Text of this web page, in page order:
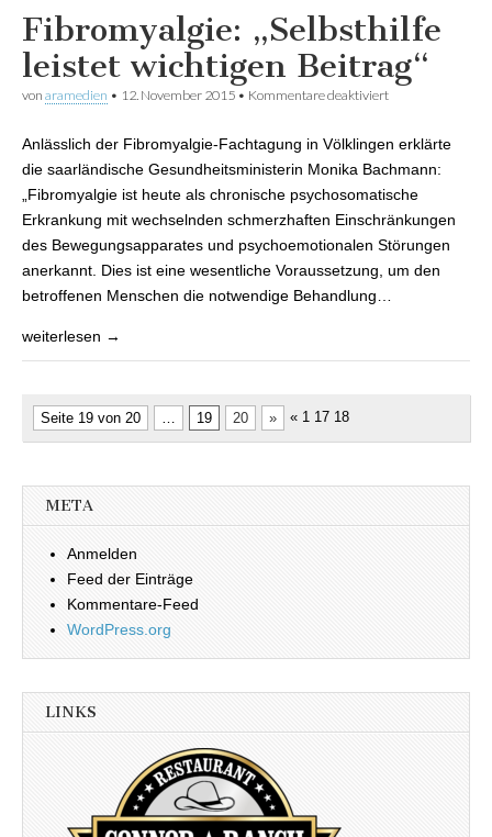
Fibromyalgie: „Selbsthilfe
leistet wichtigen Beitrag“
von aramedien • 12. November 2015 • Kommentare deaktiviert
Beitrag“
Anlässlich der Fibromyalgie-Fachtagung in Völklingen erklärte
die saarländische Gesundheitsministerin Monika Bachmann:
„Fibromyalgie ist heute als chronische psychosomatische
Erkrankung mit wechselnden schmerzhaften Einschränkungen
des Bewegungsapparates und psychoemotionalen Störungen
anerkannt. Dies ist eine wesentliche Voraussetzung, um den
betroffenen Menschen die notwendige Behandlung…
weiterlesen →
Seite 19 von 20 « 1 17 18
19 20 »
META
Anmelden
Feed der Einträge
Kommentare-Feed
WordPress.org
LINKS